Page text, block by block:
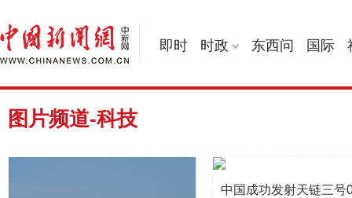
即时 时政 东西问 国际
图片频道-科技
中国成功发射天链三号